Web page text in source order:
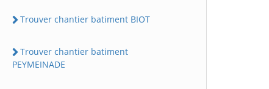
Trouver chantier batiment BIOT
Trouver chantier batiment
PEYMEINADE